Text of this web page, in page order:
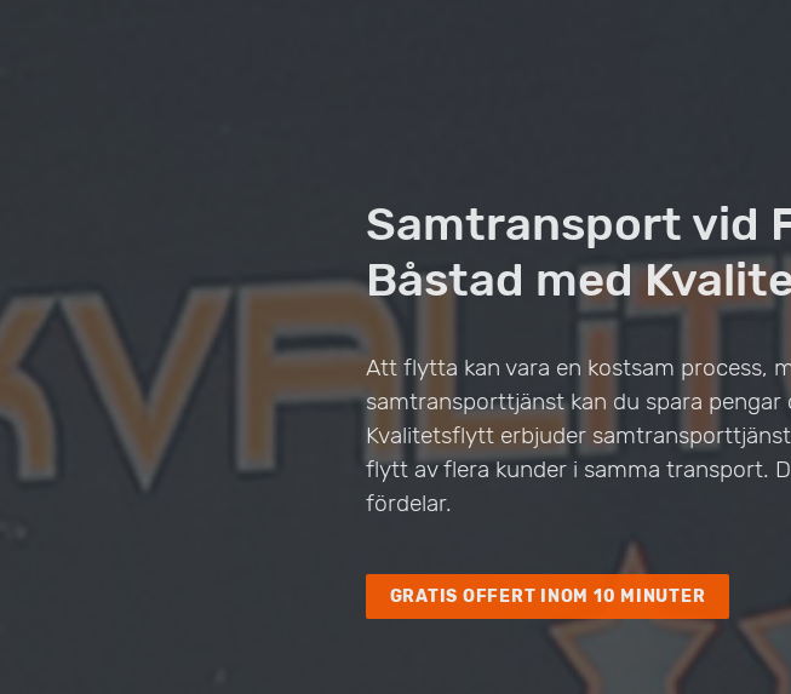
Samtransport vid
Båstad med
Att flytta kan vara en kostsam process,
samtransporttjänst kan du spara
Kvalitetsflytt erbjuder
flytt av flera kunder i samma transport.
fördelar.
GRATIS OFFERT INOM 10 MINUTER